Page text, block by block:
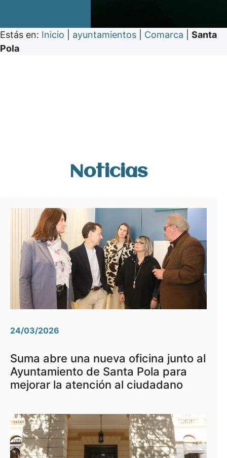
Estás en: Inicio ayuntamientos Comarca
Santa
Pola
Noticias
24/03/2026
Suma abre una nueva oficina junto al
Ayuntamiento de Santa Pola para
mejorar la atención al ciudadano